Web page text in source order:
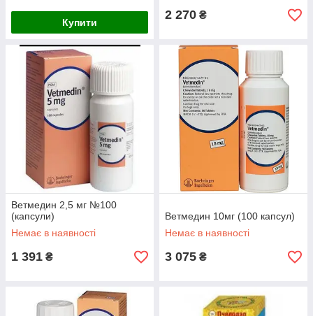
Купити
2 270 ₴
Ветмедин 2,5 мг №100
(капсули)
Немає в наявності
1 391 ₴
Ветмедин 10мг (100 капсул)
Немає в наявності
3 075 ₴